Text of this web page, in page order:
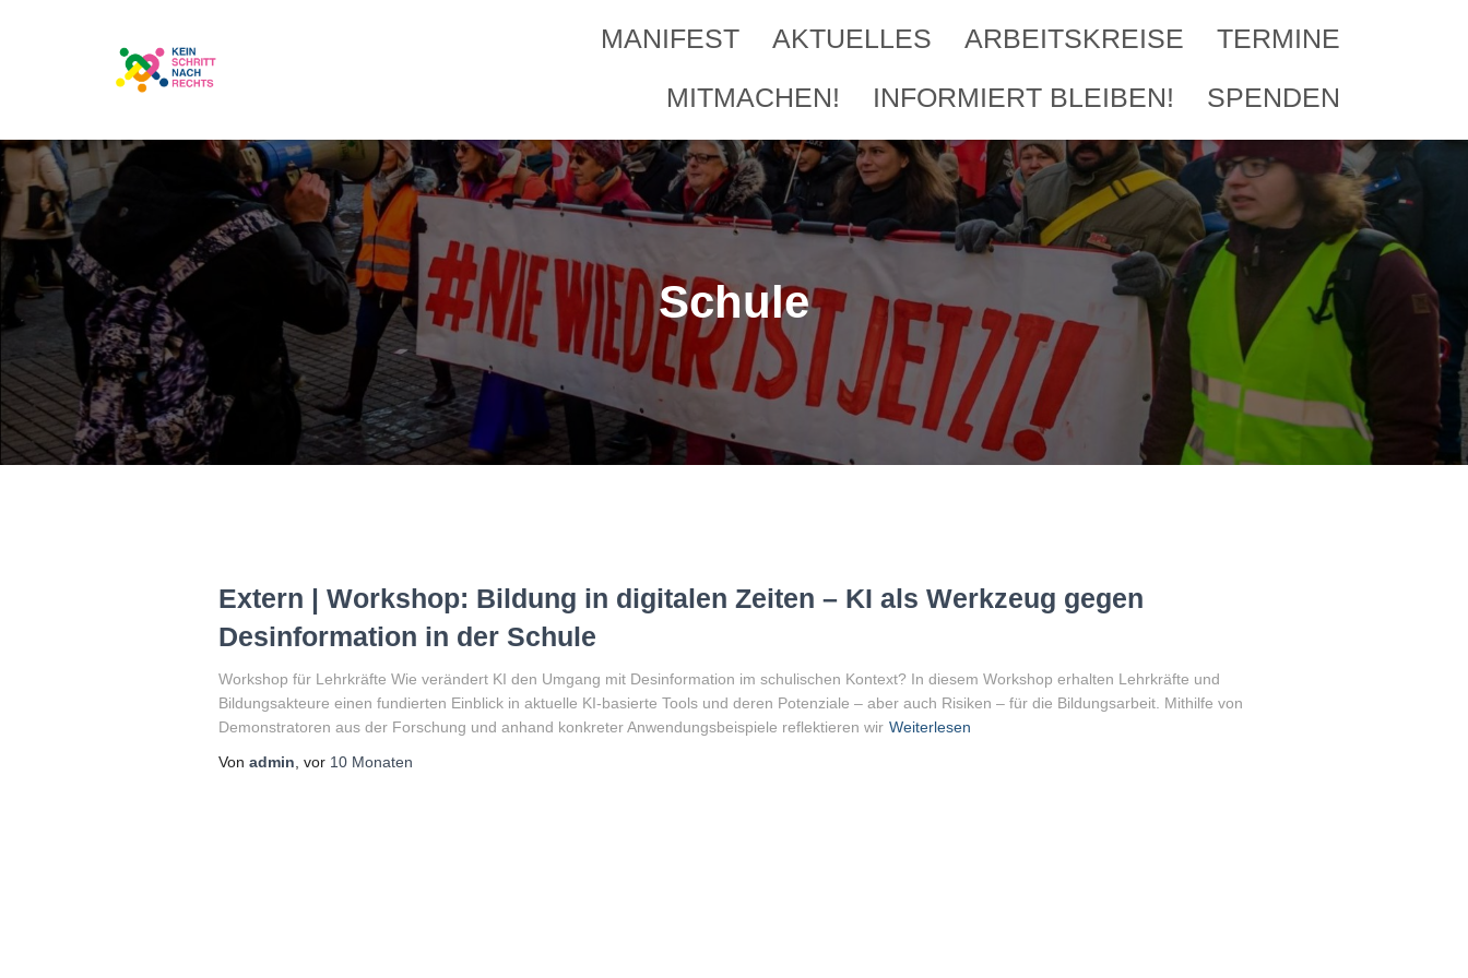
MANIFEST AKTUELLES ARBEITSKREISE
TERMINE
MITMACHEN!
INFORMIERT BLEIBEN! SPENDEN
Schule
Extern | Workshop: Bildung in digitalen Zeiten – KI als Werkzeug gegen
Desinformation in der Schule
Workshop für Lehrkräfte Wie verändert KI den Umgang mit Desinformation im schulischen Kontext? In diesem Workshop erhalten Lehrkräfte und
Bildungsakteure einen fundierten Einblick in aktuelle KI-basierte Tools und deren Potenziale – aber auch Risiken – für die Bildungsarbeit. Mithilfe von
Demonstratoren aus der Forschung und anhand konkreter Anwendungsbeispiele reflektieren wir Weiterlesen
Von admin , vor 10 Monaten